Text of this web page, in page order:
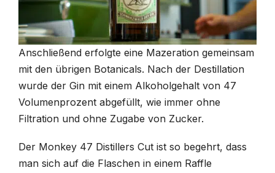
Anschließend erfolgte eine Mazeration gemeinsam
mit den übrigen Botanicals. Nach der Destillation
wurde der Gin mit einem Alkoholgehalt von 47
Volumenprozent abgefüllt, wie immer ohne
Filtration und ohne Zugabe von Zucker.
Der Monkey 47 Distillers Cut ist so begehrt, dass
man sich auf die Flaschen in einem Raffle